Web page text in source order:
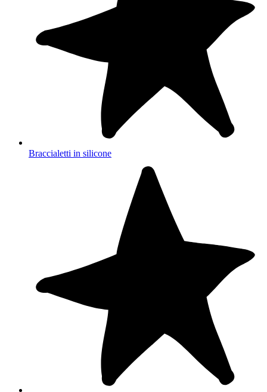
Braccialetti in silicone